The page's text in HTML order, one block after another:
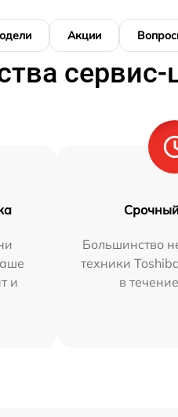
Акции
сервис-
и
Большинство
техники
в